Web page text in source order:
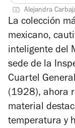
Alejandra
La colección
mexicano,
inteligente del
sede de la
Cuartel
(1928), ahora
material
temperatura y